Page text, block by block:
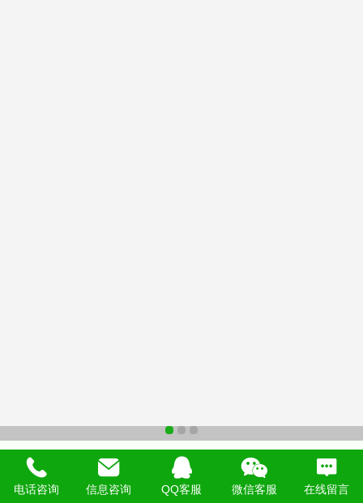
【全新升级海思芯片智能电子猫眼监控摄像头可视
门铃防盗家用门镜
电话咨询 信息咨询 QQ客服 微信客服 在线留言